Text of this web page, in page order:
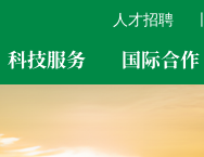
人才招聘
科技服务 国际合作